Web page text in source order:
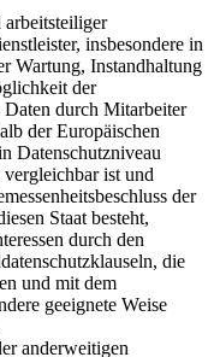
arbeitsteiliger
insbesondere in
Wartung, Instandhaltung
der
Daten durch Mitarbeiter
der Europäischen
Datenschutzniveau
ist und
der
Staat besteht,
durch den
die
und mit dem
geeignete Weise
anderweitigen